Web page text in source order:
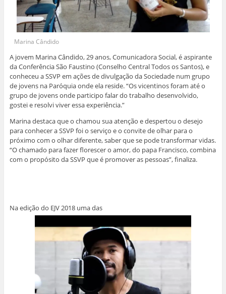
Marina Cândido
A jovem Marina Cândido, 29 anos, Comunicadora Social, é aspirante
da Conferência São Faustino (Conselho Central Todos os Santos), e
conheceu a SSVP em ações de divulgação da Sociedade num grupo
de jovens na Paróquia onde ela reside. “Os vicentinos foram até o
grupo de jovens onde participo falar do trabalho desenvolvido,
gostei e resolvi viver essa experiência.”
Marina destaca que o chamou sua atenção e despertou o desejo
para conhecer a SSVP foi o serviço e o convite de olhar para o
próximo com o olhar diferente, saber que se pode transformar vidas.
“O chamado para fazer florescer o amor, do papa Francisco, combina
com o propósito da SSVP que é promover as pessoas”, finaliza.
Na edição do EJV 2018 uma das